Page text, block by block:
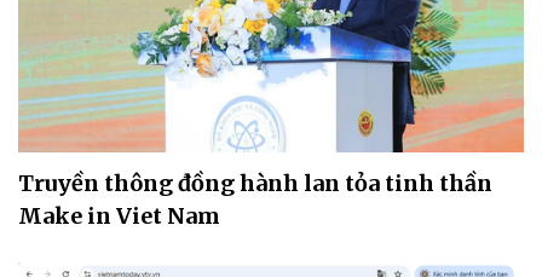
Truyền thông đồng hành lan tỏa tinh thần
Make in Viet Nam